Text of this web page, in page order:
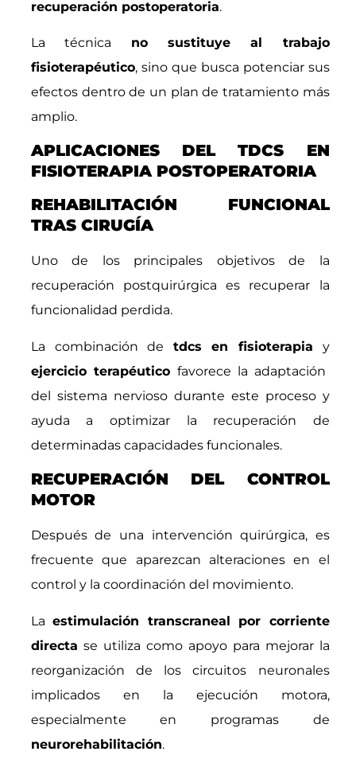
recuperación postoperatoria.
La técnica no sustituye al trabajo
fisioterapéutico, sino que busca potenciar sus
efectos dentro de un plan de tratamiento más
amplio.
APLICACIONES DEL TDCS EN
FISIOTERAPIA POSTOPERATORIA
REHABILITACIÓN FUNCIONAL
TRAS CIRUGÍA
Uno de los principales objetivos de la
recuperación postquirúrgica es recuperar la
funcionalidad perdida.
La combinación de tdcs en fisioterapia y
ejercicio terapéutico favorece la adaptación
del sistema nervioso durante este proceso y
ayuda a optimizar la recuperación de
determinadas capacidades funcionales.
RECUPERACIÓN DEL CONTROL
MOTOR
Después de una intervención quirúrgica, es
frecuente que aparezcan alteraciones en el
control y la coordinación del movimiento.
Laestimulación transcraneal por corriente
directa se utiliza como apoyo para mejorar la
reorganización de los circuitos neuronales
implicados en la ejecución motora,
especialmente en programas de
neurorehabilitación.